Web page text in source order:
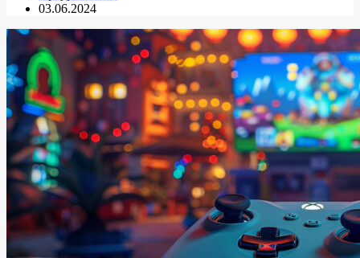
03.06.2024